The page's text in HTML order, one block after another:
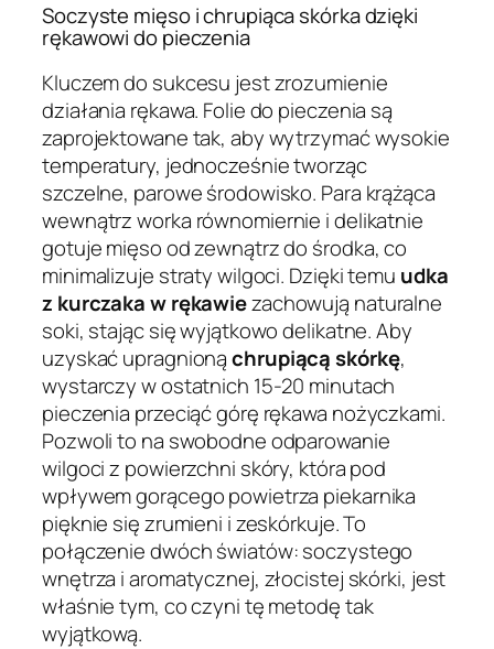
Soczyste mięso i chrupiąca skórka dzięki
rękawowi do pieczenia
Kluczem do sukcesu jest zrozumienie
działania rękawa. Folie do pieczenia są
zaprojektowane tak, aby wytrzymać wysokie
temperatury, jednocześnie tworząc
szczelne, parowe środowisko. Para krążąca
wewnątrz worka równomiernie i delikatnie
gotuje mięso od zewnątrz do środka, co
minimalizuje straty wilgoci. Dzięki temu udka
z kurczaka w rękawiezachowują naturalne
soki, stając się wyjątkowo delikatne. Aby
uzyskać upragnionąchrupiącą skórkę,
wystarczy w ostatnich 15-20 minutach
pieczenia przeciąć górę rękawa nożyczkami.
Pozwoli to na swobodne odparowanie
wilgoci z powierzchni skóry, która pod
wpływem gorącego powietrza piekarnika
pięknie się zrumieni i zeskórkuje. To
połączenie dwóch światów: soczystego
wnętrza i aromatycznej, złocistej skórki, jest
właśnie tym, co czyni tę metodę tak
wyjątkową.